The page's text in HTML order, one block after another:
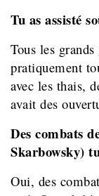
Tu as assisté
Tous les
pratiquement
avec les thais,
avait des
Des combats
Skarbowsky)
Oui, des